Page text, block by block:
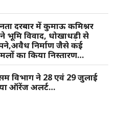
दरबार में कुमाऊ कमिश्नर
भूमि विवाद, धोखाधड़ी से
निर्माण जैसे कई
का किया निस्तारण…
विभाग ने 28 एवं 29 जुलाई
ऑरेंज अलर्ट…